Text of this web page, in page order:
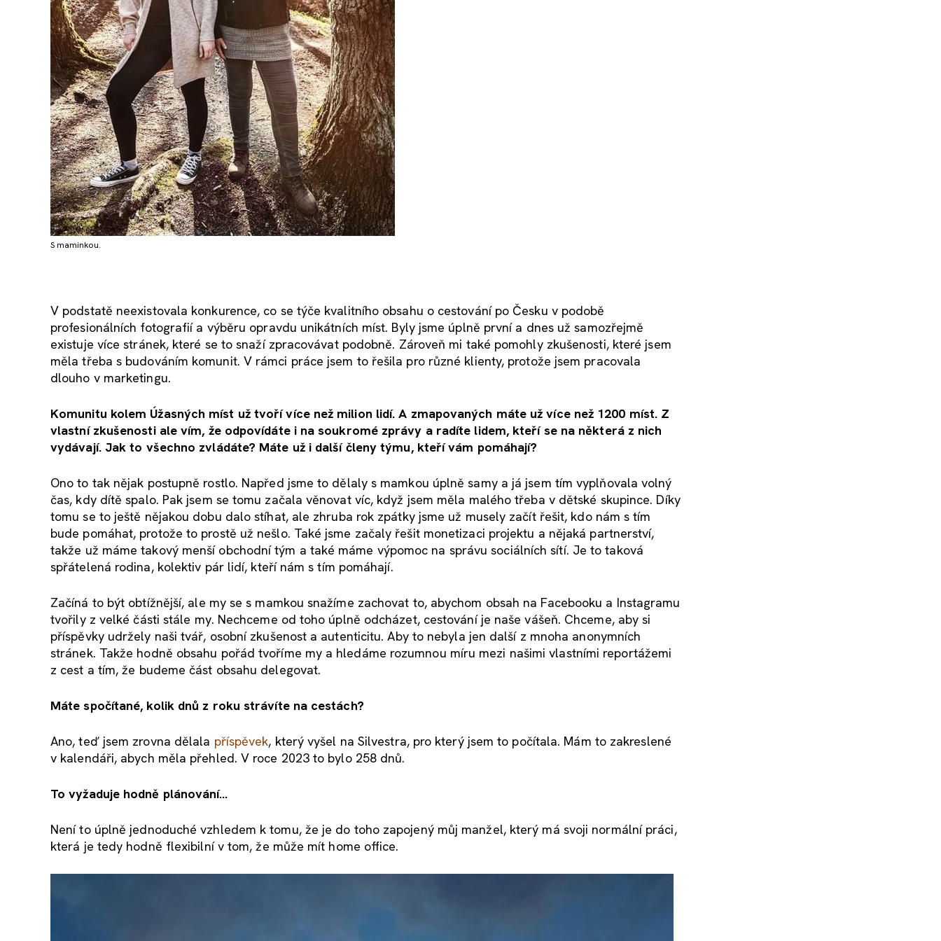
S maminkou.
V podstatě neexistovala konkurence, co se týče kvalitního obsahu o cestování po Česku v podobě
profesionálních fotografií a výběru opravdu unikátních míst. Byly jsme úplně první a dnes už samozřejmě
existuje více stránek, které se to snaží zpracovávat podobně. Zároveň mi také pomohly zkušenosti, které jsem
měla třeba s budováním komunit. V rámci práce jsem to řešila pro různé klienty, protože jsem pracovala
dlouho v marketingu.
Komunitu kolem Úžasných míst už tvoří více než milion lidí. A zmapovaných máte už více než 1200 míst. Z
vlastní zkušenosti ale vím, že odpovídáte i na soukromé zprávy a radíte lidem, kteří se na některá z nich
vydávají. Jak to všechno zvládáte? Máte už i další členy týmu, kteří vám pomáhají?
Ono to tak nějak postupně rostlo. Napřed jsme to dělaly s mamkou úplně samy a já jsem tím vyplňovala volný
čas, kdy dítě spalo. Pak jsem se tomu začala věnovat víc, když jsem měla malého třeba v dětské skupince. Díky
tomu se to ještě nějakou dobu dalo stíhat, ale zhruba rok zpátky jsme už musely začít řešit, kdo nám s tím
bude pomáhat, protože to prostě už nešlo. Také jsme začaly řešit monetizaci projektu a nějaká partnerství,
takže už máme takový menší obchodní tým a také máme výpomoc na správu sociálních sítí. Je to taková
spřátelená rodina, kolektiv pár lidí, kteří nám s tím pomáhají.
Začíná to být obtížnější, ale my se s mamkou snažíme zachovat to, abychom obsah na Facebooku a Instagramu
tvořily z velké části stále my. Nechceme od toho úplně odcházet, cestování je naše vášeň. Chceme, aby si
příspěvky udržely naši tvář, osobní zkušenost a autenticitu. Aby to nebyla jen další z mnoha anonymních
stránek. Takže hodně obsahu pořád tvoříme my a hledáme rozumnou míru mezi našimi vlastními reportážemi
z cest a tím, že budeme část obsahu delegovat.
Máte spočítané, kolik dnů z roku strávíte na cestách?
Ano, teď jsem zrovna dělala příspěvek, který vyšel na Silvestra, pro který jsem to počítala. Mám to zakreslené
v kalendáři, abych měla přehled. V roce 2023 to bylo 258 dnů.
To vyžaduje hodně plánování…
Není to úplně jednoduché vzhledem k tomu, že je do toho zapojený můj manžel, který má svoji normální práci,
která je tedy hodně flexibilní v tom, že může mít home office.